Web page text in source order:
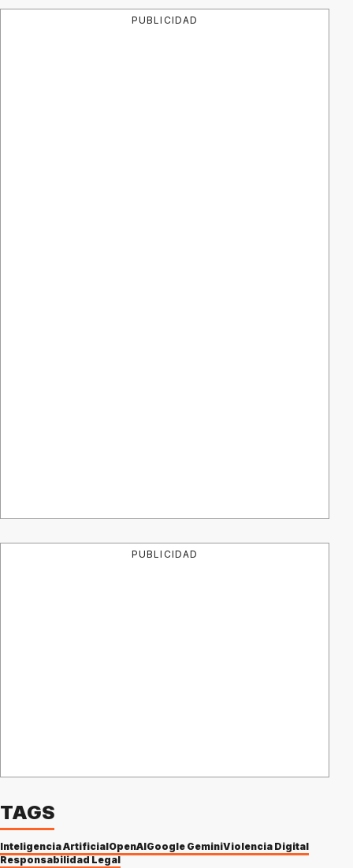
PUBLICIDAD
PUBLICIDAD
TAGS
Inteligencia ArtificialOpenAIGoogle GeminiViolencia Digital
Responsabilidad Legal